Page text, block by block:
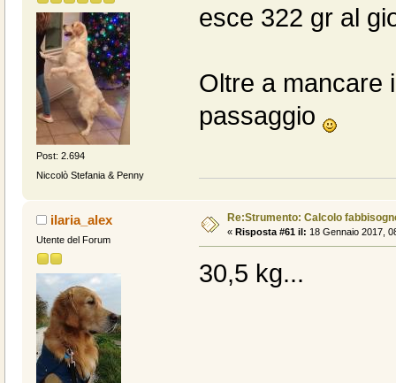
Post: 2.694
Niccolò Stefania & Penny
esce 322 gr al
Oltre a mancare
passaggio
ilaria_alex
Utente del Forum
Re:Strumento: Calcolo
« Risposta #61 il: 18 Gennaio 2017,
30,5 kg...